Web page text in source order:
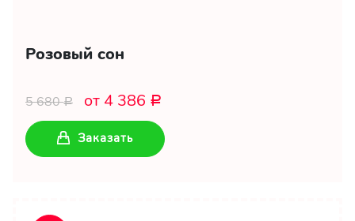
Розовый сон
5 680Р от 4 386 Р
Заказать